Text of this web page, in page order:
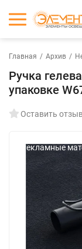
Главная / Архив /
Ручка
упаковке
Оставить
Рекламные